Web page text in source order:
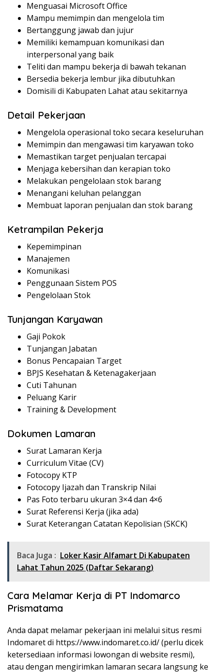
Menguasai Microsoft Office
Mampu memimpin dan mengelola tim
Bertanggung jawab dan jujur
Memiliki kemampuan komunikasi dan
interpersonal yang baik
Teliti dan mampu bekerja di bawah tekanan
Bersedia bekerja lembur jika dibutuhkan
Domisili di Kabupaten Lahat atau sekitarnya
Detail Pekerjaan
Mengelola operasional toko secara keseluruhan
Memimpin dan mengawasi tim karyawan toko
Memastikan target penjualan tercapai
Menjaga kebersihan dan kerapian toko
Melakukan pengelolaan stok barang
Menangani keluhan pelanggan
Membuat laporan penjualan dan stok barang
Ketrampilan Pekerja
Kepemimpinan
Manajemen
Komunikasi
Penggunaan Sistem POS
Pengelolaan Stok
Tunjangan Karyawan
Gaji Pokok
Tunjangan Jabatan
Bonus Pencapaian Target
BPJS Kesehatan & Ketenagakerjaan
Cuti Tahunan
Peluang Karir
Training & Development
Dokumen Lamaran
Surat Lamaran Kerja
Curriculum Vitae (CV)
Fotocopy KTP
Fotocopy Ijazah dan Transkrip Nilai
Pas Foto terbaru ukuran 3×4 dan 4×6
Surat Referensi Kerja (jika ada)
Surat Keterangan Catatan Kepolisian (SKCK)
Baca Juga : Loker Kasir Alfamart Di Kabupaten
Lahat Tahun 2025 (Daftar Sekarang)
Cara Melamar Kerja di PT Indomarco
Prismatama
Anda dapat melamar pekerjaan ini melalui situs resmi
Indomaret di https://www.indomaret.co.id/(perlu dicek
ketersediaan informasi lowongan di website resmi),
atau dengan mengirimkan lamaran secara langsung ke